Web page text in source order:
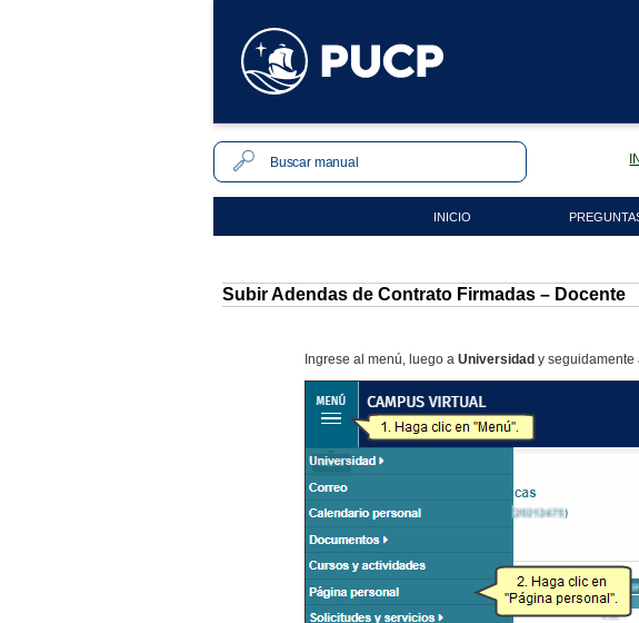
INICIO
Subir Adendas de Contrato Firmadas – Docente
Ingrese al menú, luego a Universidad y seguidamente